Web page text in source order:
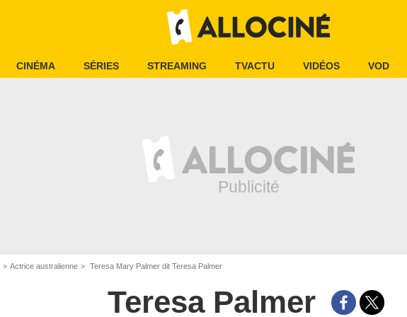
CINÉMA SÉRIES STREAMING TVACTU VIDÉOS VOD
Actrice australienne Teresa Mary Palmer dit Teresa Palmer
Teresa Palmer